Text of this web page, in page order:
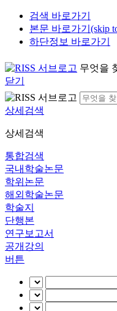
검색 바로가기
본문 바로가기(skip
하단정보 바로가기
무엇을
닫기
상세검색
상세검색
통합검색
국내학술논문
학위논문
해외학술논문
학술지
단행본
연구보고서
공개강의
버튼